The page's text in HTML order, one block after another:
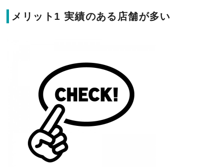
メリット1 実績のある店舗が多い